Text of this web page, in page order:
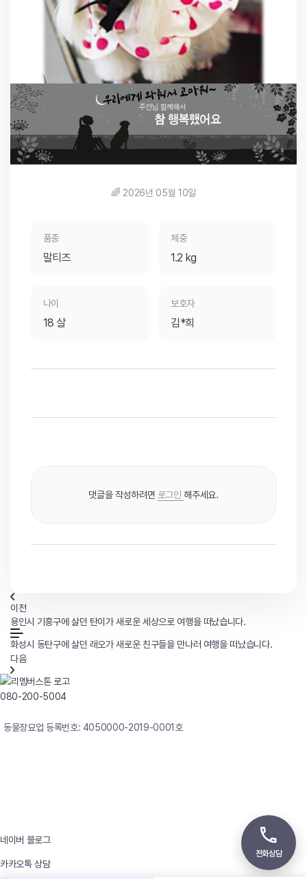
🌈 2026년 05월 10일
품종
말티즈
체중
1.2 kg
나이
18 살
보호자
김*희
댓글을 작성하려면 로그인 해주세요.
이전
용인시 기흥구에 살던 탄이가 새로운 세상으로 여행을 떠났습니다.
화성시 동탄구에 살던 래오가 새로운 친구들을 만나러 여행을 떠났습니다.
다음
080-200-5004
동물장묘업 등록번호: 4050000-2019-0001호
네이버 블로그
카카오톡 상담
전화상담